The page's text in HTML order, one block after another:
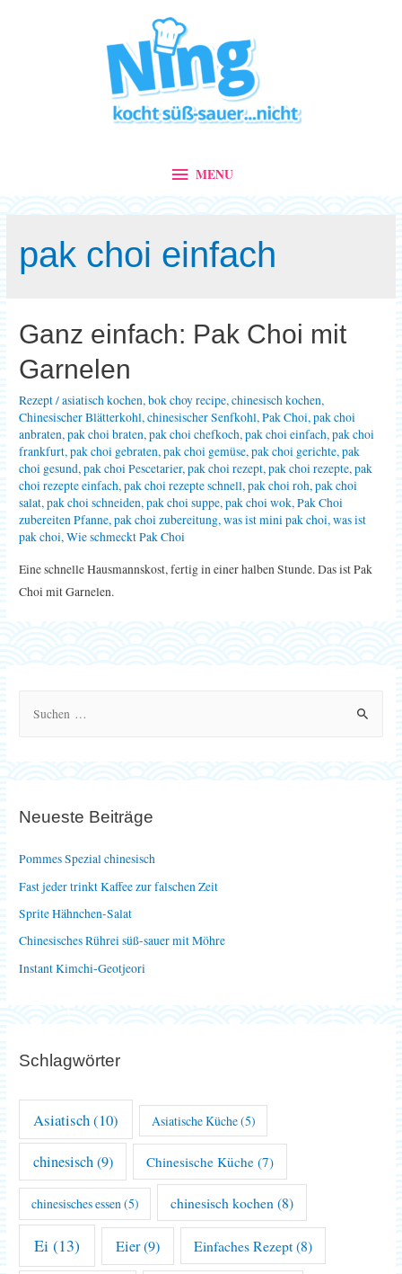
MENU
MENU
pak choi einfach
Ganz einfach: Pak Choi mit
Garnelen
Rezept/asiatisch kochen,bok choy recipe,chinesisch kochen,
Chinesischer Blätterkohl,chinesischer Senfkohl,Pak Choi,pak choi
anbraten,pak choi braten,pak choi chefkoch,pak choi einfach,pak choi
frankfurt,pak choi gebraten,pak choi gemüse,pak choi gerichte,pak
choi gesund,pak choi Pescetarier,pak choi rezept,pak choi rezepte,pak
choi rezepte einfach,pak choi rezepte schnell,pak choi roh,pak choi
salat,pak choi schneiden,pak choi suppe,pak choi wok,Pak Choi
zubereiten Pfanne,pak choi zubereitung,was ist mini pak choi,was ist
pak choi,Wie schmeckt Pak Choi
Eine schnelle Hausmannskost, fertig in einer halben Stunde. Das ist Pak
Choi mit Garnelen.
n
c
h
:
Neueste Beiträge
Pommes Spezial chinesisch
Fast jeder trinkt Kaffee zur falschen Zeit
Sprite Hähnchen-Salat
Chinesisches Rührei süß-sauer mit Möhre
Instant Kimchi-Geotjeori
Schlagwörter
Asiatisch(10) Asiatische Küche(5)
chinesisch(9) Chinesische Küche (7)
chinesisches essen(5) chinesisch kochen (8)
Ei (13) Eier(9) Einfaches Rezept(8)